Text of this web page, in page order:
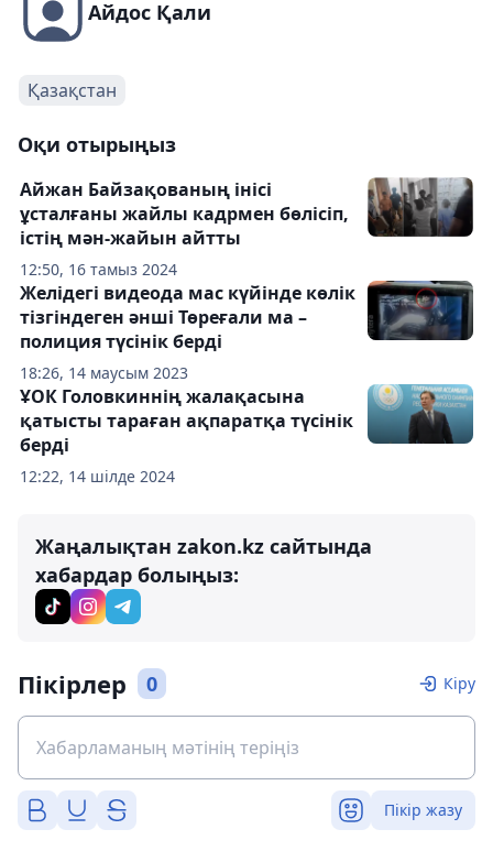
Айдос Қали
Қазақстан
Оқи отырыңыз
12:50, 16 тамыз 2024
Айжан Байзақованың інісі
ұсталғаны жайлы кадрмен бөлісіп,
істің мән-жайын айтты
18:26, 14 маусым 2023
Желідегі видеода мас күйінде көлік
тізгіндеген әнші Төреғали ма –
полиция түсінік берді
12:22, 14 шілде 2024
ҰОК Головкиннің жалақасына
қатысты тараған ақпаратқа түсінік
берді
Жаңалықтан zakon.kz сайтында
хабардар болыңыз:
Пікірлер 0 Кіру
Пікір жазу